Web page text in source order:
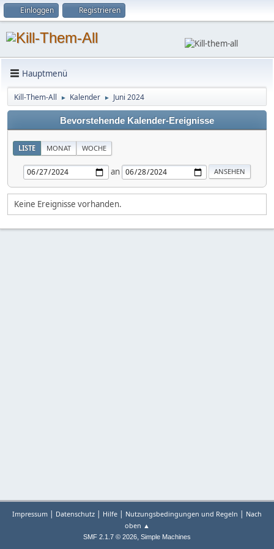
Einloggen Registrieren
Hauptmenü
Kill-Them-All ► Kalender ► Juni 2024
Bevorstehende Kalender-Ereignisse
LISTE MONAT WOCHE
an
Keine Ereignisse vorhanden.
Impressum | Datenschutz | Hilfe | Nutzungsbedingungen und Regeln | Nach
oben ▲
SMF 2.1.7 © 2026, Simple Machines